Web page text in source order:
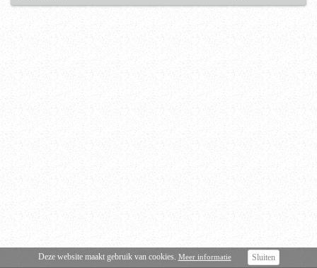
Deze website maakt gebruik van cookies. Meer informatie Sluiten